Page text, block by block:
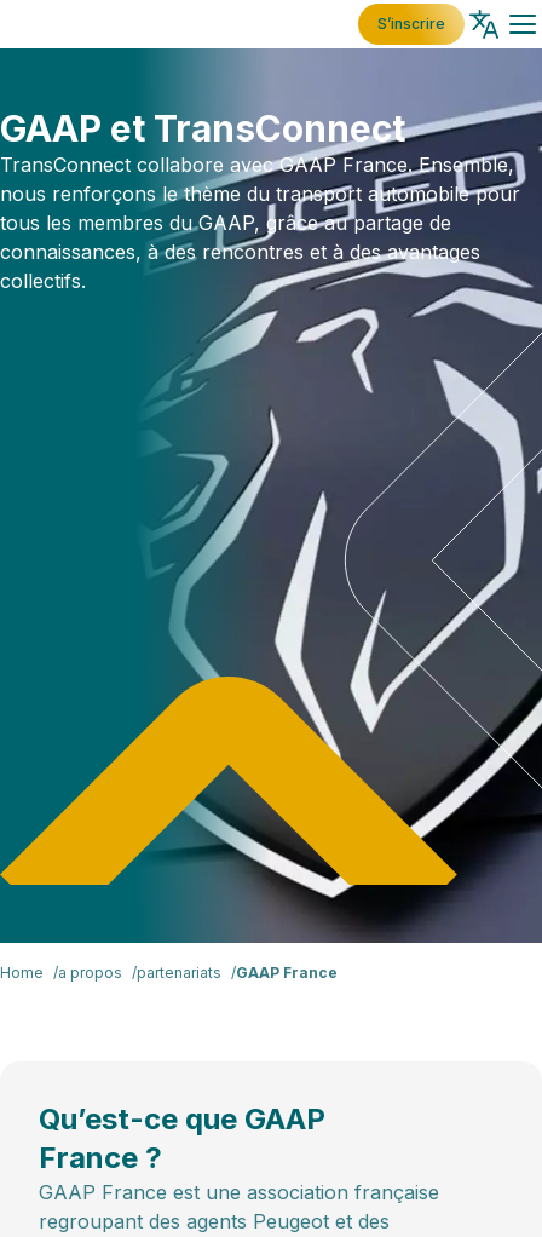
S’inscrire
GAAP et TransConnect
TransConnect collabore avec GAAP France. Ensemble,
nous renforçons le thème du transport automobile pour
tous les membres du GAAP, grâce au partage de
connaissances, à des rencontres et à des avantages
collectifs.
Home a propos partenariats GAAP France
Qu’est-ce que GAAP
France ?
GAAP France est une association française
regroupant des agents Peugeot et des